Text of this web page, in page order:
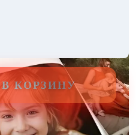
КОРЗИНУ